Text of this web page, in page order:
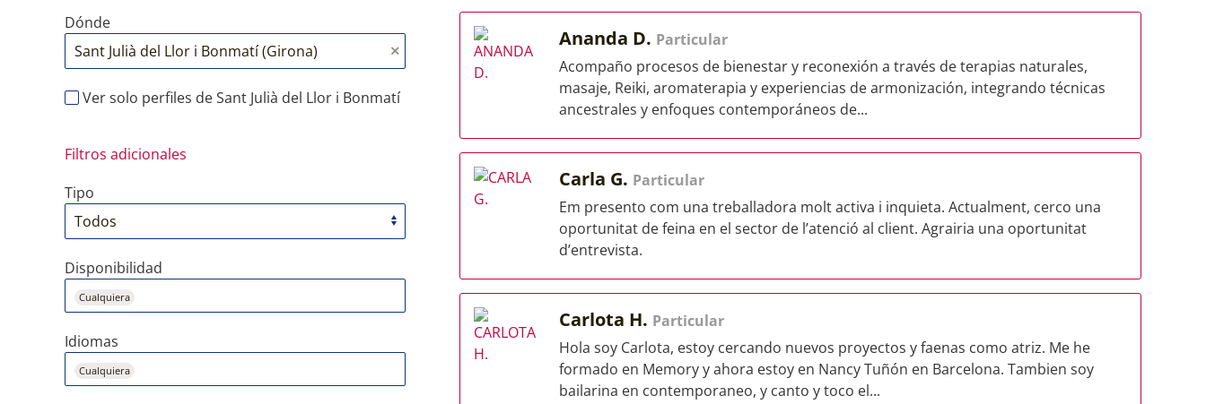
Dónde
Ver solo perfiles de Sant Julià del Llor i Bonmatí
Filtros adicionales
Tipo
Disponibilidad
Cualquiera
Idiomas
Cualquiera
Ananda D. Particular
Acompaño procesos de bienestar y reconexión a través de terapias naturales,
masaje, Reiki, aromaterapia y experiencias de armonización, integrando técnicas
ancestrales y enfoques contemporáneos de...
Carla G. Particular
Em presento com una treballadora molt activa i inquieta. Actualment, cerco una
oportunitat de feina en el sector de l’atenció al client. Agrairia una oportunitat
d’entrevista.
Carlota H. Particular
Hola soy Carlota, estoy cercando nuevos proyectos y faenas como atriz. Me he
formado en Memory y ahora estoy en Nancy Tuñón en Barcelona. Tambien soy
bailarina en contemporaneo, y canto y toco el...